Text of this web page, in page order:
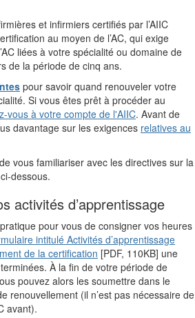
et infirmiers certifiés par l’AIIC
au moyen de l’AC, qui exige
liées à votre spécialité ou domaine de
de la période de cinq ans.
pour savoir quand renouveler votre
Si vous êtes prêt à procéder au
vous à votre compte de l'AIIC. Avant de
davantage sur les exigences relatives au
vous familiariser avec les directives sur la
dessous.
activités d’apprentissage
pour vous de consigner vos heures
intitulé Activités d’apprentissage
de la certification [PDF, 110KB] une
À la fin de votre période de
pouvez alors les soumettre dans le
renouvellement (il n’est pas nécessaire de
avant).